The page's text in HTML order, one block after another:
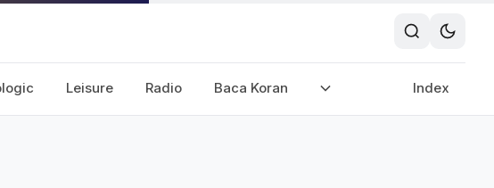
Leisure Radio Baca Koran Index